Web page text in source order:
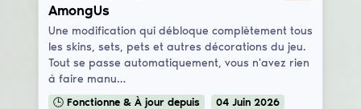
AmongUs
Une modification qui débloque complètement tous
les skins, sets, pets et autres décorations du jeu.
Tout se passe automatiquement, vous n'avez rien
à faire manu…
🕒 Fonctionne & À jour depuis 04 Juin 2026